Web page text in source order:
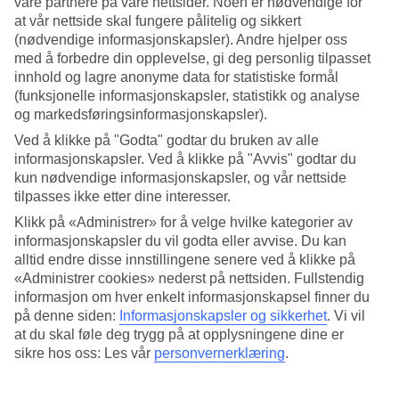
og atmosfæren er fylt med liv, julemusikk og duften av varm
sjokolade fra koselige kafeer.
For par er en juletur til London den perfekte muligheten for
både eventyr og avslapning. Ta en spasertur langs Regent
Street, nyt et glass i Covent Garden eller opplev byen fra en
takterrasse med utsikt over Tower Bridge.
Opplevelser for to i London:
Julelys på Regent Street og Oxford Street: Gå en kveldstur
mens lysene reflekteres i de regnvåte brosteinene.
Teater og musikaler: Opplev magien i West End, med alt
fra klassiske kjærlighetshistorier til vinterlige forestillinger.
Takterrasser: Nyt et glass med bobler på takterrasser som
at vår nettside skal fungere pålitelig og sikkert
(nødvendige informasjonskapsler). Andre hjelper oss
med å forbedre din opplevelse, gi deg personlig tilpasset
innhold og lagre anonyme data for statistiske formål
(funksjonelle informasjonskapsler, statistikk og analyse
og markedsføringsinformasjonskapsler).
Ved å klikke på "Godta" godtar du bruken av alle
informasjonskapsler. Ved å klikke på "Avvis" godtar du
kun nødvendige informasjonskapsler, og vår nettside
tilpasses ikke etter dine interesser.
Klikk på «Administrer» for å velge hvilke kategorier av
informasjonskapsler du vil godta eller avvise. Du kan
alltid endre disse innstillingene senere ved å klikke på
«Administrer cookies» nederst på nettsiden. Fullstendig
informasjon om hver enkelt informasjonskapsel finner du
på denne siden: Informasjonskapsler og sikkerhet. Vi vil
at du skal føle deg trygg på at opplysningene dine er
sikre hos oss: Les vår personvernerklæring.